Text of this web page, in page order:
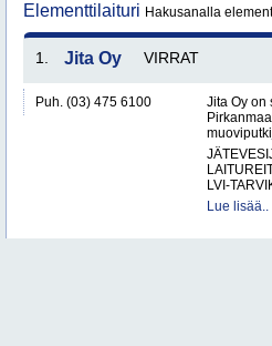
Elementtilaituri Hakusanalla
1. Jita Oy VIRRAT
Puh. (03) 475 6100
Jita Oy on
LVI-
Lue lisää..